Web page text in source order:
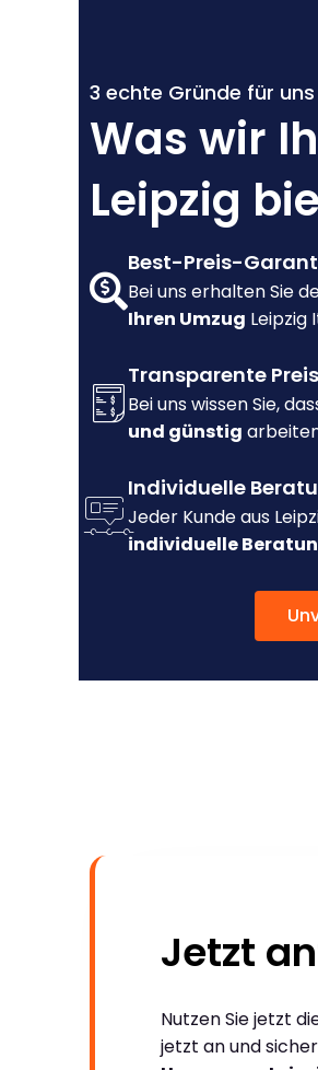
3 echte Gründe für uns
Was wir
Leipzig
Best-Preis-
Bei uns erhalten Sie
Ihren Umzug Leipzig
Transparente
Bei uns wissen Sie,
und günstig
Individuelle
Jeder Kunde aus
individuelle
Jetzt
Nutzen Sie jetzt
jetzt an und